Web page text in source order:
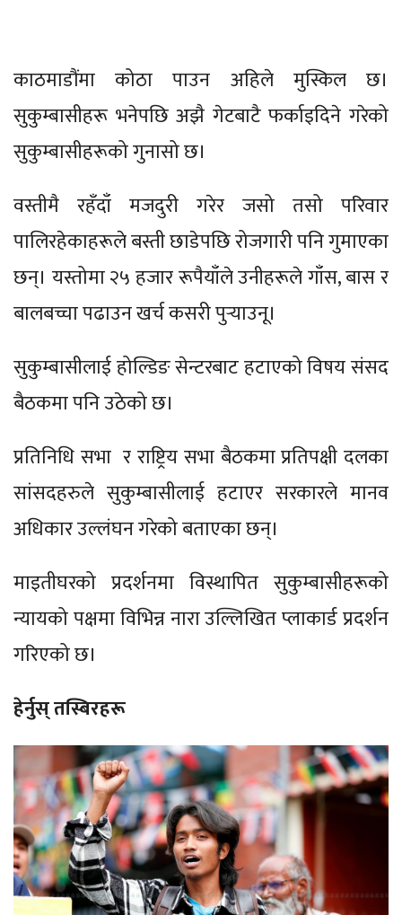
काठमाडौंमा कोठा पाउन अहिले मुस्किल छ।
सुकुम्बासीहरू भनेपछि अझै गेटबाटै फर्काइदिने गरेको
सुकुम्बासीहरूको गुनासो छ।
वस्तीमै रहँदाँ मजदुरी गरेर जसो तसो परिवार
पालिरहेकाहरूले बस्ती छाडेपछि रोजगारी पनि गुमाएका
छन्। यस्तोमा २५ हजार रूपैयाँले उनीहरूले गाँस, बास र
बालबच्चा पढाउन खर्च कसरी पुर्‍याउनू।
सुकुम्बासीलाई होल्डिङ सेन्टरबाट हटाएको विषय संसद
बैठकमा पनि उठेको छ।
प्रतिनिधि सभा र राष्ट्रिय सभा बैठकमा प्रतिपक्षी दलका
सांसदहरुले सुकुम्बासीलाई हटाएर सरकारले मानव
अधिकार उल्लंघन गरेको बताएका छन्।
माइतीघरको प्रदर्शनमा विस्थापित सुकुम्बासीहरूको
न्यायको पक्षमा विभिन्न नारा उल्लिखित प्लाकार्ड प्रदर्शन
गरिएको छ।
हेर्नुस् तस्बिरहरू